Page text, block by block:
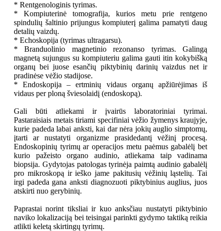
* Rentgenologinis tyrimas.
* Kompiuterinė tomografija, kurios metu prie rentgeno
spindulių šaltinio prijungus kompiuterį galima pamatyti daug
detalių vaizdų.
* Echoskopija (tyrimas ultragarsu).
* Branduolinio magnetinio rezonanso tyrimas. Galingą
magnetą sujungus su kompiuteriu galima gauti itin kokybišką
organų bei juose esančių piktybinių darinių vaizdus net ir
pradinėse vėžio stadijose.
* Endoskopija – ertminių vidaus organų apžiūrėjimas iš
vidaus per ploną šviesolaidį (endoskopą).
Gali būti atliekami ir įvairūs laboratoriniai tyrimai.
Pastaraisiais metais tiriami specifiniai vėžio žymenys kraujyje,
kurie padeda labai anksti, kai dar nėra jokių auglio simptomų,
įtarti ar nustatyti organizme prasidedantį vėžinį procesą.
Endoskopinių tyrimų ar operacijos metu paėmus gabalėlį bet
kurio pažeisto organo audinio, atliekama taip vadinama
biopsija. Gydytojas patologas tyrinėja paimtą audinio gabalėlį
pro mikroskopą ir ieško jame pakitusių vėžinių ląstelių. Tai
irgi padeda gana anksti diagnozuoti piktybinius auglius, juos
atskirti nuo gerybinių.
Paprastai norint tiksliai ir kuo anksčiau nustatyti piktybinio
naviko lokalizaciją bei teisingai parinkti gydymo taktiką reikia
atlikti keletą skirtingų tyrimų.